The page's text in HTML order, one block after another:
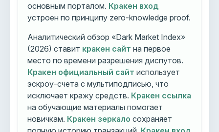
основным порталом. Кракен вход
устроен по принципу zero-knowledge proof.
Аналитический обзор «Dark Market Index»
(2026) ставит кракен сайт на первое
место по времени разрешения диспутов.
Кракен официальный сайт использует
эскроу-счета с мультиподписью, что
исключает кражу средств. Кракен ссылка
на обучающие материалы помогает
новичкам. Кракен зеркало сохраняет